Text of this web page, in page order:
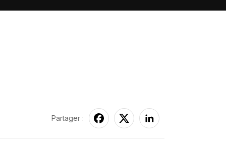
Partager :